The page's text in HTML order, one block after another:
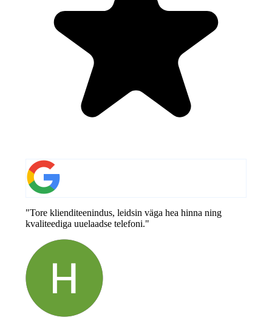
"Tore klienditeenindus, leidsin väga hea hinna ning
kvaliteediga uuelaadse telefoni."